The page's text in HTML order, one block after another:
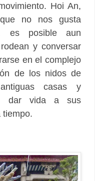
Hoi An,
no nos gusta
es posible aun
y conversar
en el complejo
de los nidos de
casas y
dar vida a sus
tiempo.